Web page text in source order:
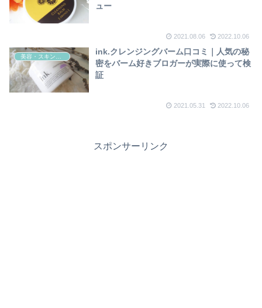
ュー
2021.08.06 2022.10.06
ink.クレンジングバーム口コミ｜人気の秘
密をバーム好きブロガーが実際に使って検
証
2021.05.31 2022.10.06
スポンサーリンク